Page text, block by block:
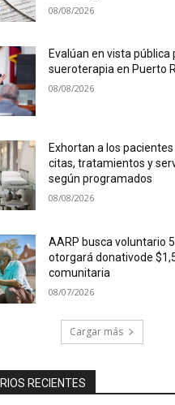
08/08/2026
Evalúan en vista pública
sueroterapia en Puerto
08/08/2026
Exhortan a los
citas, tratamientos y
según programados
08/08/2026
AARP busca voluntario
otorgará donativode
comunitaria
08/07/2026
Cargar más
RECIENTES